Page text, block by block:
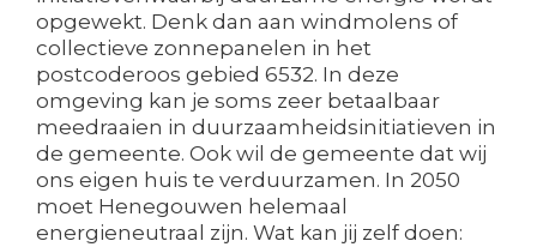
opgewekt. Denk dan aan windmolens of
collectieve zonnepanelen in het
postcoderoos gebied 6532. In deze
omgeving kan je soms zeer betaalbaar
meedraaien in duurzaamheidsinitiatieven in
de gemeente. Ook wil de gemeente dat wij
ons eigen huis te verduurzamen. In 2050
moet Henegouwen helemaal
energieneutraal zijn. Wat kan jij zelf doen: